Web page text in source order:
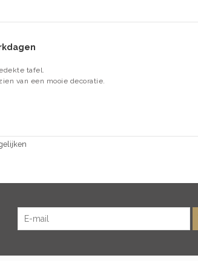
tafel.
van een mooie decoratie.